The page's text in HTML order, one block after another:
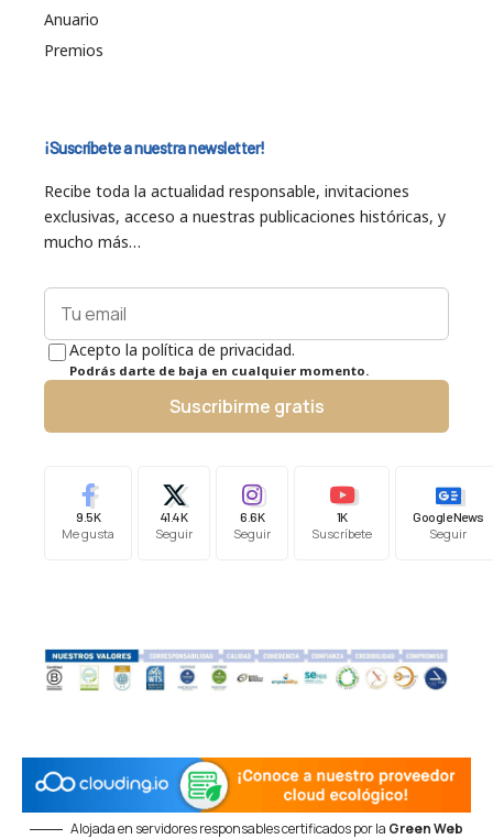
Anuario
Premios
¡Suscríbete a nuestra newsletter!
Recibe toda la actualidad responsable, invitaciones
exclusivas, acceso a nuestras publicaciones históricas, y
mucho más…
Acepto la política de privacidad.
Podrás darte de baja en cualquier momento.
Suscribirme gratis
9.5K
Me gusta
41.4K
Seguir
6.6K
Seguir
1K
Suscríbete
Google News
Seguir
Alojada en servidores responsables certificados por la Green Web